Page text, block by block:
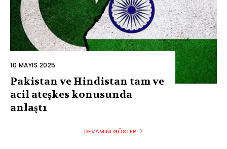
10 MAYIS 2025
Pakistan ve Hindistan tam ve
acil ateşkes konusunda
anlaştı
DEVAMINI GÖSTER